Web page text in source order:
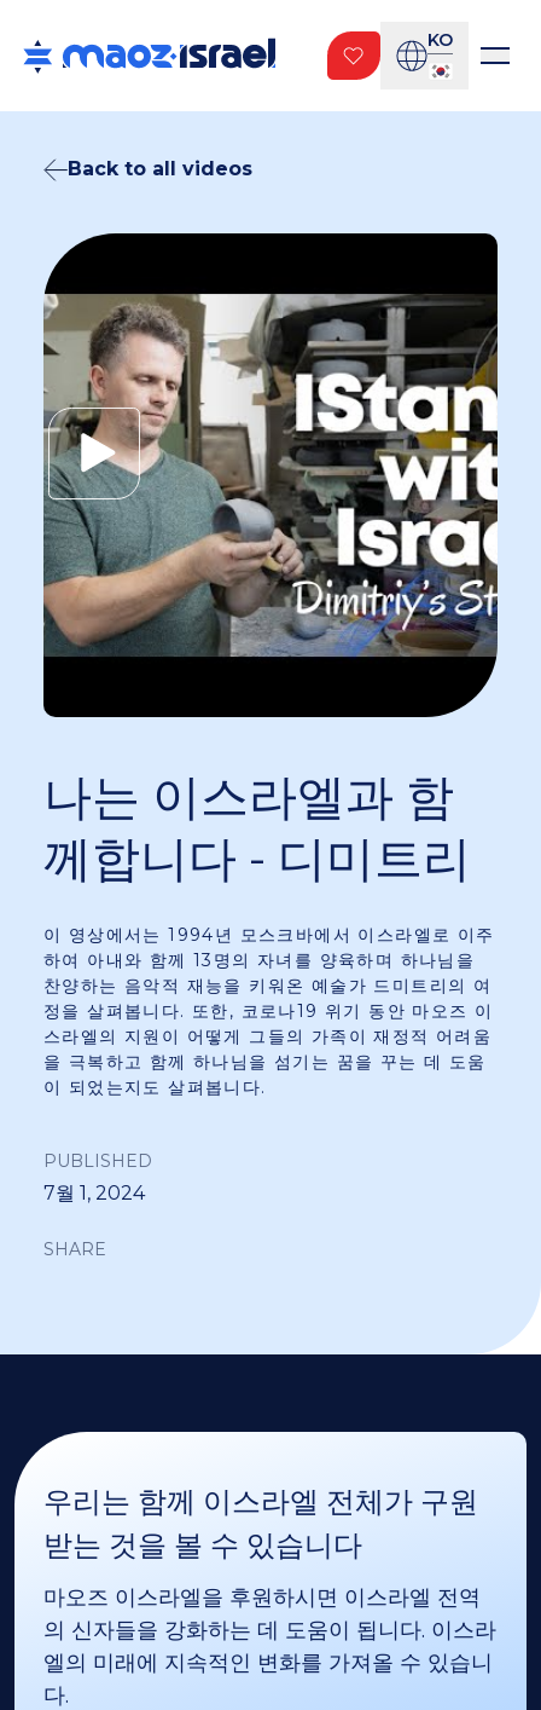
KO
Back to all videos
나는 이스라엘과 함
께합니다 - 디미트리
이 영상에서는 1994년 모스크바에서 이스라엘로 이주
하여 아내와 함께 13명의 자녀를 양육하며 하나님을
찬양하는 음악적 재능을 키워온 예술가 드미트리의 여
정을 살펴봅니다. 또한, 코로나19 위기 동안 마오즈 이
스라엘의 지원이 어떻게 그들의 가족이 재정적 어려움
을 극복하고 함께 하나님을 섬기는 꿈을 꾸는 데 도움
이 되었는지도 살펴봅니다.
PUBLISHED
7월 1, 2024
SHARE
우리는 함께 이스라엘 전체가 구원
받는 것을 볼 수 있습니다
마오즈 이스라엘을 후원하시면 이스라엘 전역
의 신자들을 강화하는 데 도움이 됩니다. 이스라
엘의 미래에 지속적인 변화를 가져올 수 있습니
다.